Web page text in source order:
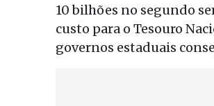
10 bilhões no segundo
custo para o Tesouro
governos estaduais